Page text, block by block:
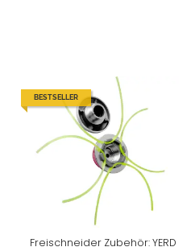
BESTSELLER
Freischneider Zubehör: YERD